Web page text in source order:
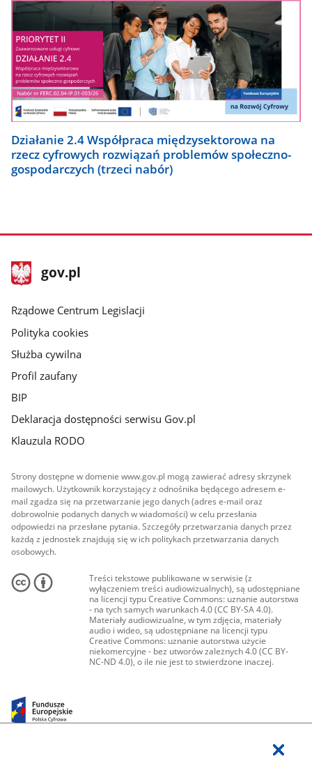
Działanie 2.4 Współpraca międzysektorowa na
rzecz cyfrowych rozwiązań problemów społeczno-
gospodarczych (trzeci nabór)
stopka
gov.plStrona
gov.pl
Rządowe Centrum Legislacji
Polityka cookies
Służba cywilna
Profil zaufany
BIP
Deklaracja dostępności serwisu Gov.pl
Klauzula RODO
Strony dostępne w domenie www.gov.pl mogą zawierać adresy skrzynek
mailowych. Użytkownik korzystający z odnośnika będącego adresem e-
mail zgadza się na przetwarzanie jego danych (adres e-mail oraz
dobrowolnie podanych danych w wiadomości) w celu przesłania
odpowiedzi na przesłane pytania. Szczegóły przetwarzania danych przez
każdą z jednostek znajdują się w ich politykach przetwarzania danych
osobowych.
Treści tekstowe publikowane w serwisie (z
wyłączeniem treści audiowizualnych), są udostępniane
na licencji typu Creative Commons: uznanie autorstwa
- na tych samych warunkach 4.0 (CC BY-SA 4.0).
Materiały audiowizualne, w tym zdjęcia, materiały
audio i wideo, są udostępniane na licencji typu
Creative Commons: uznanie autorstwa użycie
niekomercyjne - bez utworów zależnych 4.0 (CC BY-
NC-ND 4.0), o ile nie jest to stwierdzone inaczej.